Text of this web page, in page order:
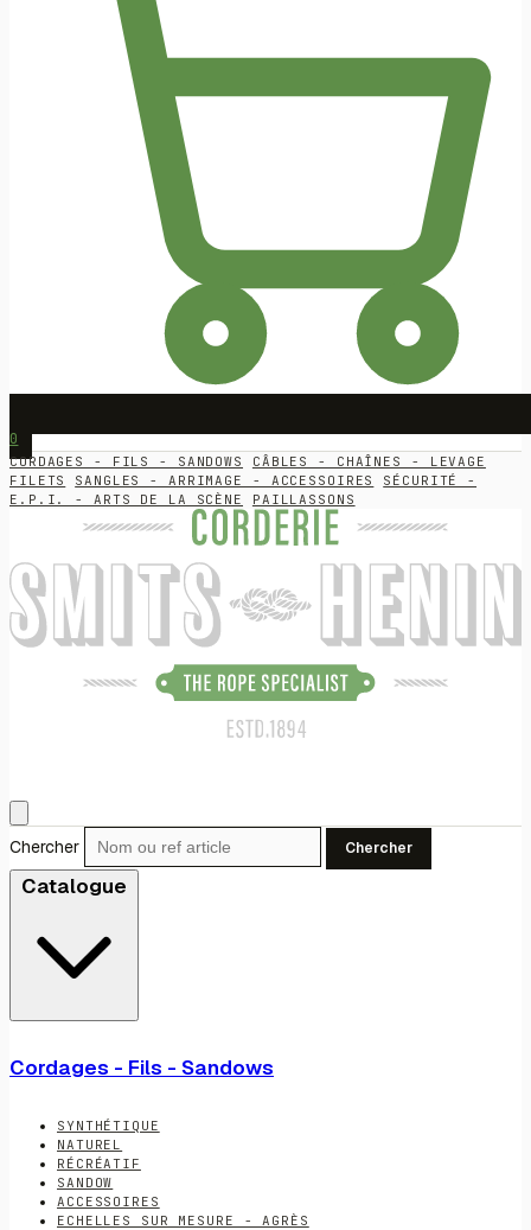
0
CORDAGES - FILS - SANDOWS
CÂBLES - CHAÎNES - LEVAGE
FILETS
SANGLES - ARRIMAGE - ACCESSOIRES
SÉCURITÉ -
E.P.I. - ARTS DE LA SCÈNE
PAILLASSONS
Chercher Chercher
Catalogue
Cordages - Fils - Sandows
SYNTHÉTIQUE
NATUREL
RÉCRÉATIF
SANDOW
ACCESSOIRES
ECHELLES SUR MESURE - AGRÈS